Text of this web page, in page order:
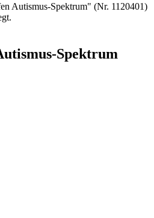
Autismus-Spektrum" (Nr. 1120401)
Spektrum